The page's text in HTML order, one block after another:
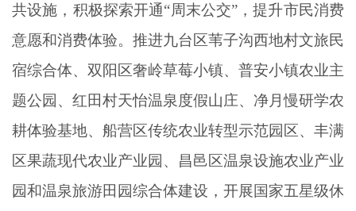
共设施，积极探索开通“周末公交”，提升市民消费
意愿和消费体验。推进九台区苇子沟西地村文旅民
宿综合体、双阳区奢岭草莓小镇、普安小镇农业主
题公园、红田村天怡温泉度假山庄、净月慢研学农
耕体验基地、船营区传统农业转型示范园区、丰满
区果蔬现代农业产业园、昌邑区温泉设施农业产业
园和温泉旅游田园综合体建设，开展国家五星级休